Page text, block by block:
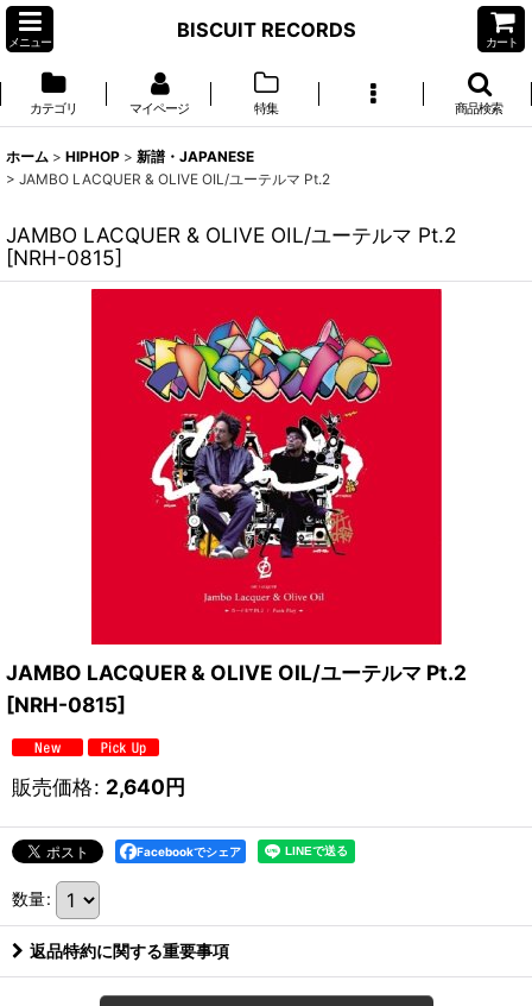
メニュー
BISCUIT RECORDS
カート
カテゴリ マイページ 特集 商品検索
ホーム > HIPHOP > 新譜・JAPANESE
> JAMBO LACQUER & OLIVE OIL/ユーテルマ Pt.2
JAMBO LACQUER & OLIVE OIL/ユーテルマ Pt.2
[NRH-0815]
JAMBO LACQUER & OLIVE OIL/ユーテルマ Pt.2
[NRH-0815]
販売価格: 2,640円
Facebookでシェア
数量:
返品特約に関する重要事項